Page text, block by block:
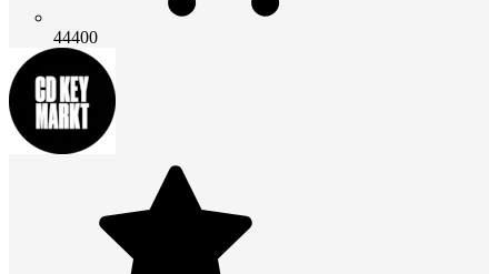
44400